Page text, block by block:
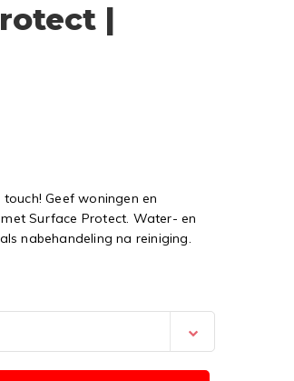
|
Geef woningen en
Surface Protect. Water- en
nabehandeling na reiniging.